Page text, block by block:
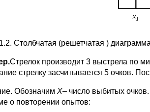
Столбчатая (решетчатая )
Стрелок производит 3 выстрела по
стрелку засчитывается 5 очков.
Обозначим Х– число выбитых
о повторении опытов: